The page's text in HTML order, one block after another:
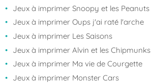
Jeux à imprimer Snoopy et les Peanuts
Jeux à imprimer Oups j'ai raté l'arche
Jeux à imprimer Les Saisons
Jeux à imprimer Alvin et les Chipmunks
Jeux à imprimer Ma vie de Courgette
Jeux à imprimer Monster Cars